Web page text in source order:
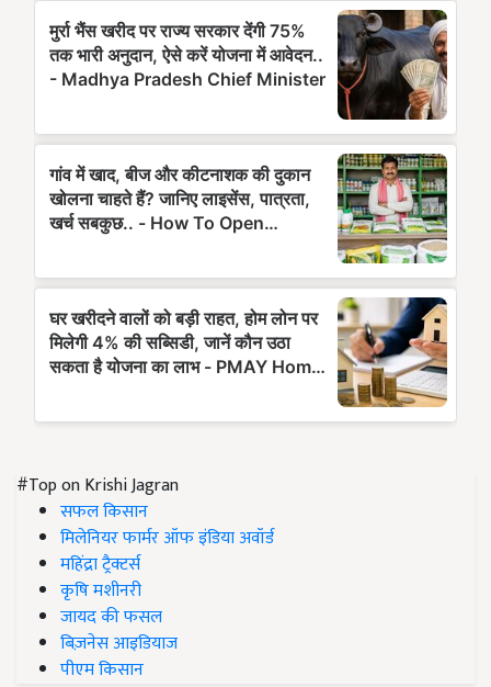
#Top on Krishi Jagran
सफल किसान
मिलेनियर फार्मर ऑफ इंडिया अवॉर्ड
महिंद्रा ट्रैक्टर्स
कृषि मशीनरी
जायद की फसल
बिज़नेस आइडियाज
पीएम किसान